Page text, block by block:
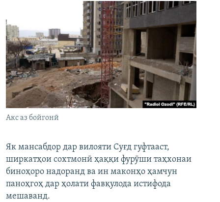
Акс аз бойгонӣ
Як мансабдор дар вилояти Суғд гуфтааст,
ширкатҳои сохтмонӣ ҳаққи фурӯши таҳхонаи
биноҳоро надоранд ва ин маконҳо ҳамчун
паноҳгоҳ дар ҳолати фавқулода истифода
мешаванд.